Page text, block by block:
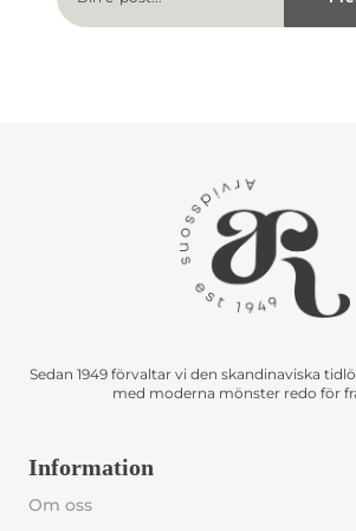
Sedan 1949 förvaltar vi den skandinaviska
med moderna mönster redo för
Information
Om oss